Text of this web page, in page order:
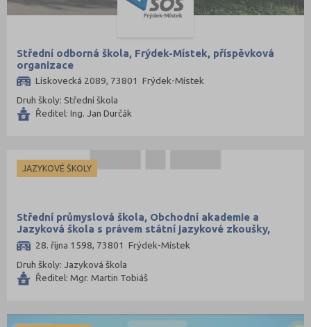
Střední odborná škola, Frýdek-Místek, příspěvková
organizace
Lískovecká 2089, 73801 Frýdek-Místek
Druh školy: Střední škola
Ředitel: Ing. Jan Durčák
JAZYKOVÉ ŠKOLY
Střední průmyslová škola, Obchodní akademie a
Jazyková škola s právem státní jazykové zkoušky,
Frýdek-Místek, příspěvková organizace
28. října 1598, 73801 Frýdek-Místek
Druh školy: Jazyková škola
Ředitel: Mgr. Martin Tobiáš